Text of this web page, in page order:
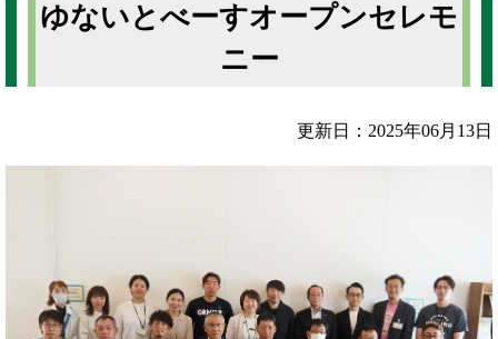
ゆないとべーすオープンセレモ
ニー
更新日：2025年06月13日